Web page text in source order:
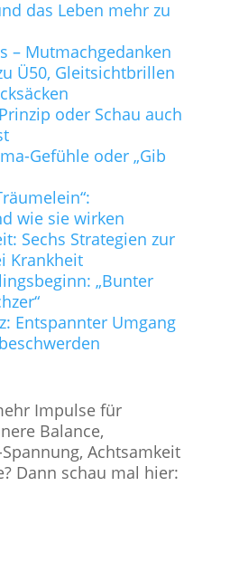
das Leben mehr zu
– Mutmachgedanken
Ü50, Gleitsichtbrillen
oder Schau auch
Gefühle oder „Gib
wie sie wirken
Sechs Strategien zur
Krankheit
„Bunter
Entspannter Umgang
Impulse für
Balance,
Achtsamkeit
Dann schau mal hier: